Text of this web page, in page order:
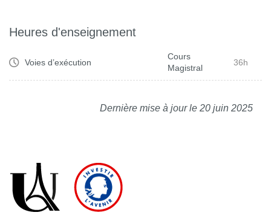
Heures d'enseignement
Voies d’exécution
Cours
Magistral
36h
Dernière mise à jour le 20 juin 2025